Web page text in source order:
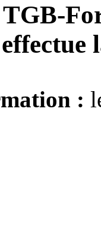
TGB-
: